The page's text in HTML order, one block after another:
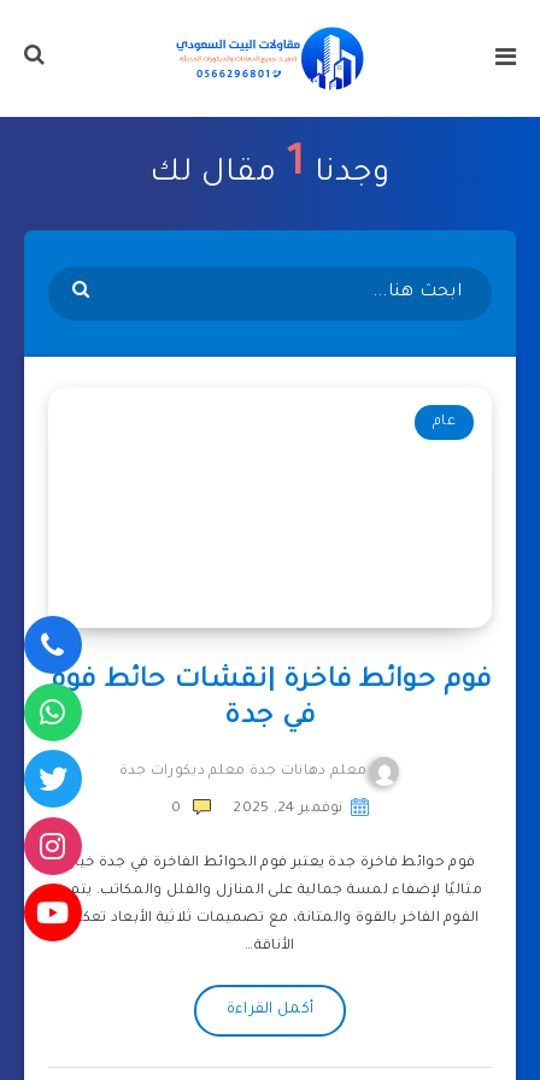
وجدنا 1 مقال لك
عام
فوم حوائط فاخرة |نقشات حائط فوم
في جدة
معلم دهانات جدة معلم ديكورات جدة
نوفمبر 24, 2025 0
فوم حوائط فاخرة جدة يعتبر فوم الحوائط الفاخرة في جدة خيارًا
مثاليًا لإضفاء لمسة جمالية على المنازل والفلل والمكاتب. يتميز
الفوم الفاخر بالقوة والمتانة، مع تصميمات ثلاثية الأبعاد تعكس
الأناقة…
أكمل القراءة